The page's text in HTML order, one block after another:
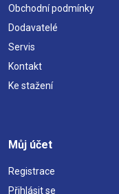
Obchodní podmínky
Dodavatelé
Servis
Kontakt
Ke stažení
Můj účet
Registrace
Přihlásit se